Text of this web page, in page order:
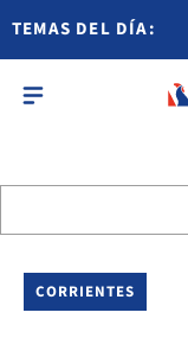
TEMAS DEL DÍA:
CORRIENTES